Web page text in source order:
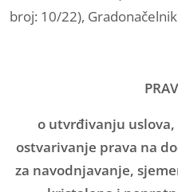
broj: 10/22),
o utvrđivanju
ostvarivanje prava na
za navodnjavanje,